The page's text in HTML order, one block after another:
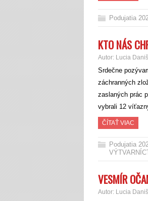
Podujatia
KTO NÁS
Autor: Lucia
Srdečne
záchranných
zaslaných prác
vybrali 12
ČÍTAŤ VIAC
Podujatia
VESMÍR
Autor: Lucia